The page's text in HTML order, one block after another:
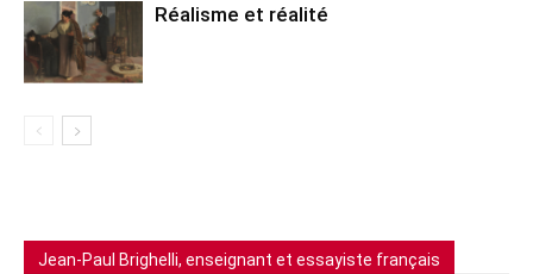
Réalisme et réalité
Jean-Paul Brighelli, enseignant et essayiste français